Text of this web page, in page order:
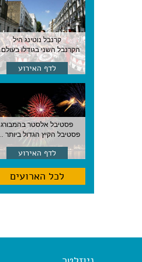
קרנבל נוטינג היל
הקרנבל השני בגודלו בעולם, עם מוזיקה, תהלוכות ותחפושות. לונדון
לדף האירוע
פסטיבל אלסטר בהמבורג
פסטיבל הקיץ הגדול ביותר בהמבורג, סוף אוגוסט, גרמניה
לדף האירוע
לכל הארועים